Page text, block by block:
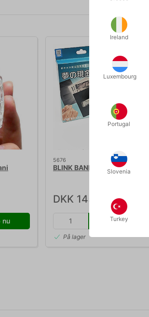
nu
5676
BLINK BANK - Tenyo
DKK 145,00 / stk
Køb nu
På lager
Ireland
Luxembourg
Portugal
Slovenia
Turkey